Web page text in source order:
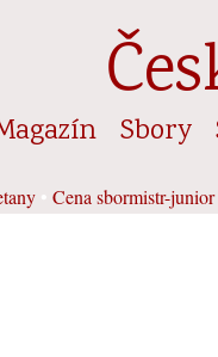
Sbory
Cena sbormistr-junior